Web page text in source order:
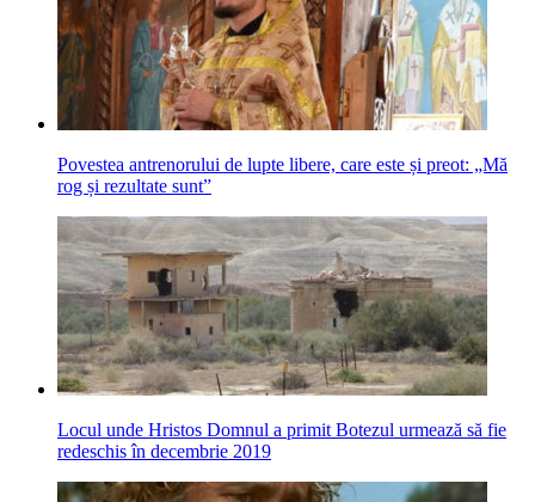
Povestea antrenorului de lupte libere, care este și preot: „Mă
rog și rezultate sunt”
Locul unde Hristos Domnul a primit Botezul urmează să fie
redeschis în decembrie 2019